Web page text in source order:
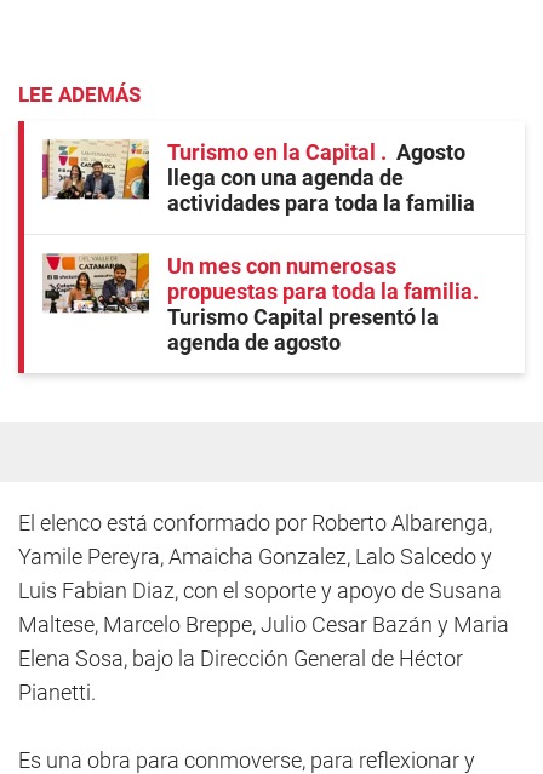
LEE ADEMÁS
Turismo en la Capital
Agosto
llega con una agenda de
actividades para toda la familia
Un mes con numerosas
propuestas para toda la familia
Turismo Capital presentó la
agenda de agosto
El elenco está conformado por Roberto Albarenga,
Yamile Pereyra, Amaicha Gonzalez, Lalo Salcedo y
Luis Fabian Diaz, con el soporte y apoyo de Susana
Maltese, Marcelo Breppe, Julio Cesar Bazán y Maria
Elena Sosa, bajo la Dirección General de Héctor
Pianetti.
Es una obra para conmoverse, para reflexionar y